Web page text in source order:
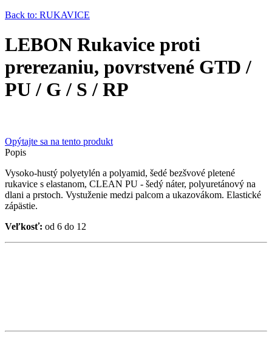
Back to: RUKAVICE
LEBON Rukavice proti
prerezaniu, povrstvené GTD /
PU / G / S / RP
Opýtajte sa na tento produkt
Popis
Vysoko-hustý polyetylén a polyamid, šedé bezšvové pletené
rukavice s elastanom, CLEAN PU - šedý náter, polyuretánový na
dlani a prstoch. Vystuženie medzi palcom a ukazovákom. Elastické
zápästie.
Veľkosť: od 6 do 12